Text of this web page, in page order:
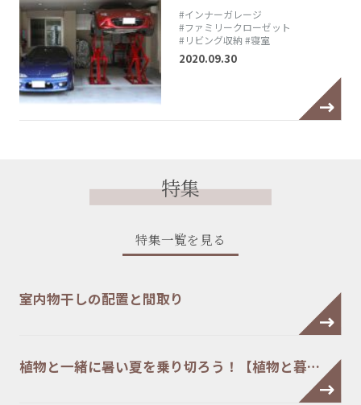
#インナーガレージ
#ファミリークローゼット
#リビング収納 #寝室
2020.09.30
特集
特集一覧を見る
室内物干しの配置と間取り
植物と一緒に暑い夏を乗り切ろう！【植物と暮…